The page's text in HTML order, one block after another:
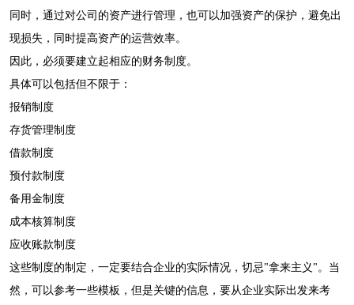
同时，通过对公司的资产进行管理，也可以加强资产的保护，避免出
现损失，同时提高资产的运营效率。
因此，必须要建立起相应的财务制度。
具体可以包括但不限于：
报销制度
存货管理制度
借款制度
预付款制度
备用金制度
成本核算制度
应收账款制度
这些制度的制定，一定要结合企业的实际情况，切忌"拿来主义"。当
然，可以参考一些模板，但是关键的信息，要从企业实际出发来考